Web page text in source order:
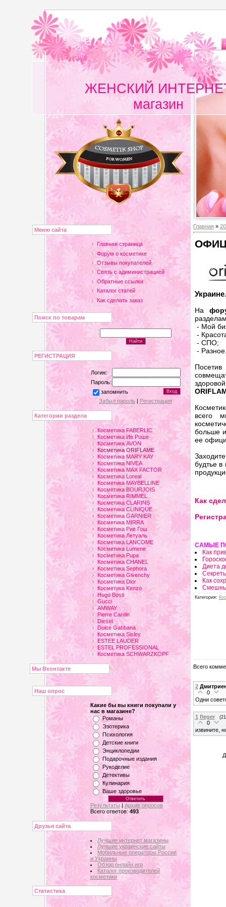
ЖЕНСКИЙ
магазин
Меню сайта
Главная страница
Форум о косметике
Отзывы покупателей
Связь с адиминистрацией
Обратные ссылки
Каталог статей
Как сделать заказ
Поиск по товарам
РЕГИСТРАЦИЯ
Логин:
Пароль:
запомнить
Забыл пароль | Регистрация
Категории раздела
Косметика FABERLIC
Косметика Ив Роше
Косметика AVON
Косметика ORIFLAME
Косметика MARY KAY
Косметика NIVEA
Косметика MAX FACTOR
Косметика Loreal
Косметика MAYBELLINE
Косметика BOURJOIS
Косметика RIMMEL
Косметика CLARINS
Косметика CLINIQUE
Косметика GARNIER
Косметика MIRRA
Косметика Рив Гош
Косметика Летуаль
Косметика LANCOME
Косметика Lumene
Косметика Pupa
Косметика CHANEL
Косметика Sephora
Косметика Givenchy
Косметика Dior
Косметика Kenzo
Hugo Boss
Gucci
AMWAY
Pierre Cardin
Diesel
Dolce Gabbana
Косметика Sisley
ESTEE LAUDER
ESTEL PROFESSIONAL
Косметика SCHWARZKOPF
Мы Вконтакте
Наш опрос
Какие бы вы книги покупали у
нас в магазине?
Романы
Эзотерика
Психология
Детские книги
Энциклопедии
Подарочные издания
Рукоделие
Детективы
Кулинария
Ваше здоровье
Результаты|Архив опросов
Всего ответов: 493
Друзья сайта
Лучшие интернет магазины
Лучшие украинские сайты
Мобильные операторы России
и Украины
Обзор онлайн игр
Каталог производителей
косметики
Статистика
Главная»
Украине
На
- Мой
-
- СПО;
-
всего
больше
ее
будтье в
Как
САМЫЕ
Как
Диета
Как
Категория:
Всего
2
0
Одни
1 fleger
0
извините,